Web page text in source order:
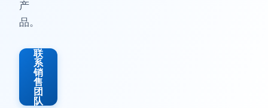
产
品。
联
系
销
售
团
队